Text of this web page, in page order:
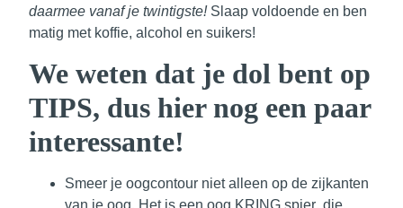
daarmee vanaf je twintigste!Slaap voldoende en ben
matig met koffie, alcohol en suikers!
We weten dat je dol bent op
TIPS, dus hier nog een paar
interessante!
Smeer je oogcontour niet alleen op de zijkanten
van je oog. Het is een oog KRING spier, die